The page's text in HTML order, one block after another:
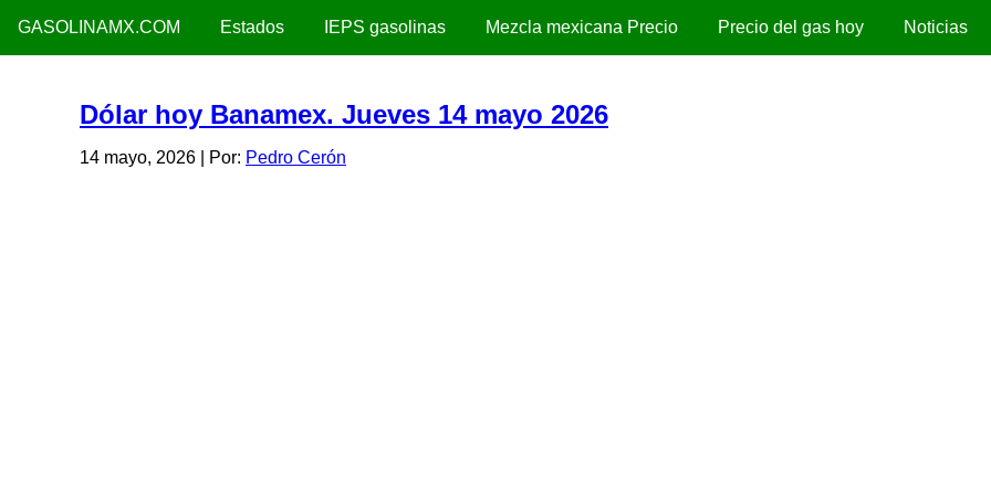
GASOLINAMX.COM Estados IEPS gasolinas Mezcla mexicana Precio Precio del gas hoy Noticias
Dólar hoy Banamex. Jueves 14 mayo 2026
14 mayo, 2026 | Por: Pedro Cerón